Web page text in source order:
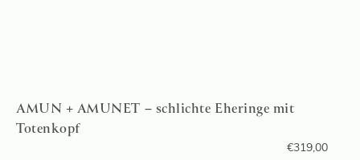
AMUN + AMUNET – schlichte Eheringe mit
Totenkopf
€319,00